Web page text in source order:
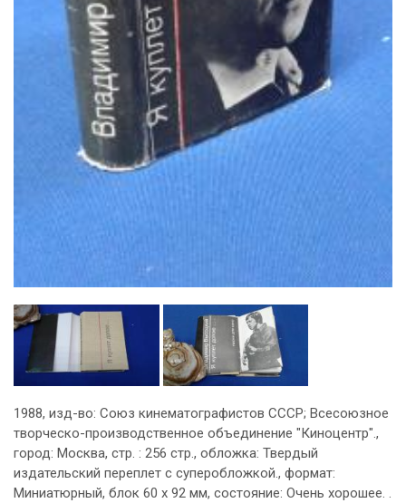
1988, изд-во: Союз кинематографистов СССР; Всесоюзное
творческо-производственное объединение "Киноцентр".,
город: Москва, стр. : 256 стр., обложка: Твердый
издательский переплет с суперобложкой., формат:
Миниатюрный, блок 60 х 92 мм, состояние: Очень хорошее. .